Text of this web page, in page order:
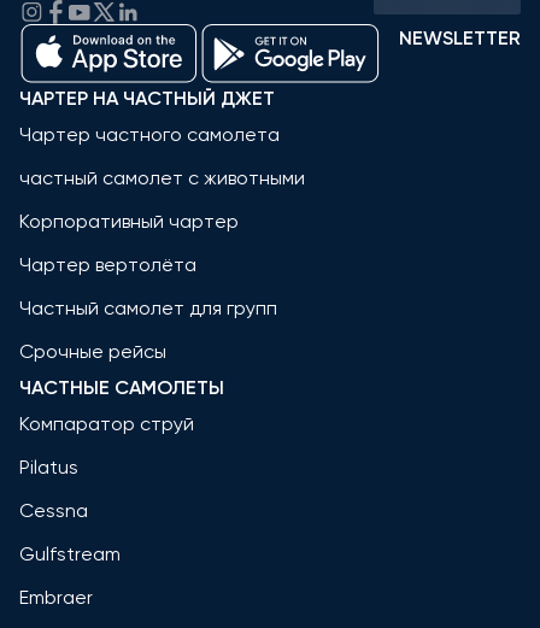
NEWSLETTER
ЧАРТЕР НА ЧАСТНЫЙ ДЖЕТ
Чартер частного самолета
частный самолет с животными
Корпоративный чартер
Чартер вертолёта
Частный самолет для групп
Срочные рейсы
ЧАСТНЫЕ САМОЛЕТЫ
Компаратор струй
Pilatus
Cessna
Gulfstream
Embraer